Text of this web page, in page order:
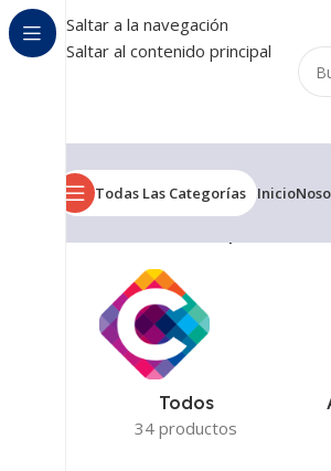
Saltar a la navegación
Saltar al contenido principal
Todas Las Categorías Inicio
Todos
34 productos